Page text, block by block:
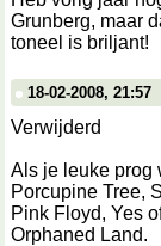
Grunberg, maar
toneel is briljant!
18-02-2008, 21:57
Verwijderd
Als je leuke prog
Porcupine Tree,
Pink Floyd, Yes
Orphaned Land.